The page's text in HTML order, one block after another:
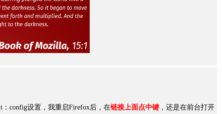
config设置，我重启Firefox后，在链接上面点中键 ，还是在前台打开